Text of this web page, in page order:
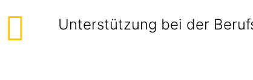
Unterstützung bei der